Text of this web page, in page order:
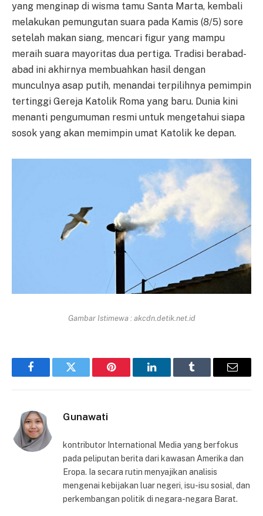
yang menginap di wisma tamu Santa Marta, kembali
melakukan pemungutan suara pada Kamis (8/5) sore
setelah makan siang, mencari figur yang mampu
meraih suara mayoritas dua pertiga. Tradisi berabad-
abad ini akhirnya membuahkan hasil dengan
munculnya asap putih, menandai terpilihnya pemimpin
tertinggi Gereja Katolik Roma yang baru. Dunia kini
menanti pengumuman resmi untuk mengetahui siapa
sosok yang akan memimpin umat Katolik ke depan.
Gambar Istimewa : akcdn.detik.net.id
FacebookTwitter Pinterest LinkedInTumblr Email
Gunawati
kontributor International Media yang berfokus
pada peliputan berita dari kawasan Amerika dan
Eropa. Ia secara rutin menyajikan analisis
mengenai kebijakan luar negeri, isu-isu sosial, dan
perkembangan politik di negara-negara Barat.